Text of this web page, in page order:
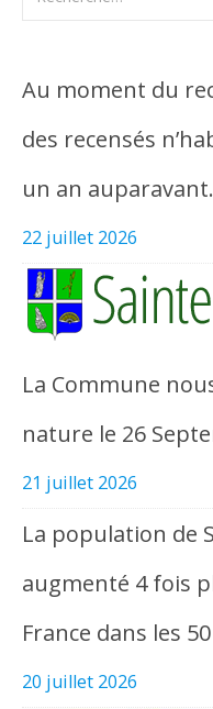
Au moment du
des recensés
un an
22 juillet 2026
La Commune
nature le 26
21 juillet 2026
La population de
augmenté 4 fois
France dans les
20 juillet 2026